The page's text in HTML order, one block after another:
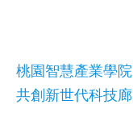
桃園智慧產業學
共創新世代科技